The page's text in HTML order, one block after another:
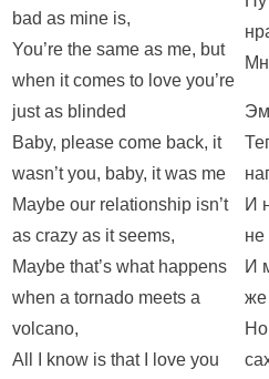
bad as mine is,
You’re the same as me, but
when it comes to love you’re
just as blinded
Baby, please come back, it
wasn’t you, baby, it was me
Maybe our relationship isn’t
as crazy as it seems,
Maybe that’s what happens
when a tornado meets a
volcano,
All I know is that I love you
И
не
И
же
Но